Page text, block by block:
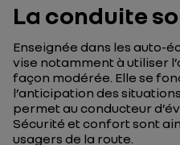
La conduite
Enseignée dans les auto-
vise notamment à utiliser
façon modérée. Elle se
l’anticipation des
permet au conducteur
Sécurité et confort sont
usagers de la route.